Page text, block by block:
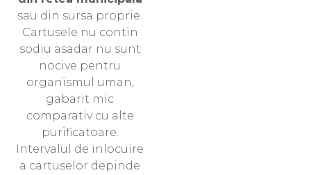
sau din sursa proprie.
Cartusele nu contin
sodiu asadar nu sunt
nocive pentru
organismul uman,
gabarit mic
comparativ cu alte
purificatoare.
Intervalul de inlocuire
a cartuselor depinde